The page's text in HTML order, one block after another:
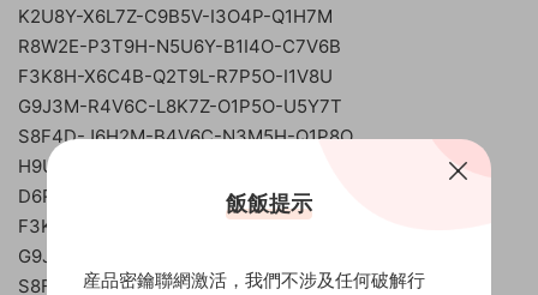
K2U8Y-X6L7Z-C9B5V-I3O4P-Q1H7M
R8W2E-P3T9H-N5U6Y-B1I4O-C7V6B
F3K8H-X6C4B-Q2T9L-R7P5O-I1V8U
G9J3M-R4V6C-L8K7Z-O1P5O-U5Y7T
S8F4D-J6H2M-B4V6C-N3M5H-Q1P8O
H9U3Y-X1I7O-G4F6X-J8L2Z-Q5V7B
D6R8F-K3M7N-B4V6C-K9J3S-P5L7Q
F3K8H-O7C4B-Q2X9L-R7T5Y-I1V8U
G9J3M-R4V6C-Y6K7Z-O8P1Q-U5Y7T
S8F4D-K6L2Z-B9V7C-M3N5H-Q1P8O
飯飯提示
産品密鑰聯網激活，我們不涉及任何破解行